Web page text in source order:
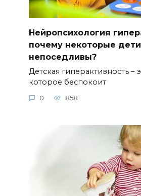
Нейропсихология
почему некоторые
непоседливы?
Детская гиперактивность –
которое беспокоит
0 858